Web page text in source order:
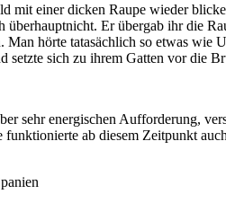
mit einer dicken Raupe wieder
überhauptnicht. Er übergab ihr die
Man hörte tatasächlich so etwas wie
setzte sich zu ihrem Gatten vor die
sehr energischen Aufforderung,
ab diesem Zeitpunkt